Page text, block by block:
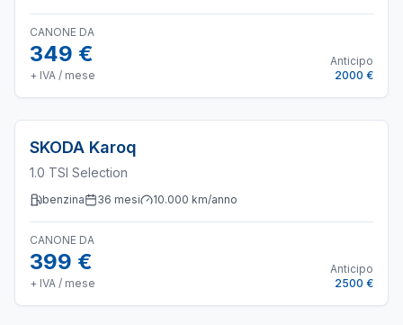
CANONE DA
349 €
+ IVA / mese
Anticipo
2000 €
SKODA Karoq
1.0 TSI Selection
benzina 36 mesi 10.000 km/anno
CANONE DA
399 €
+ IVA / mese
Anticipo
2500 €